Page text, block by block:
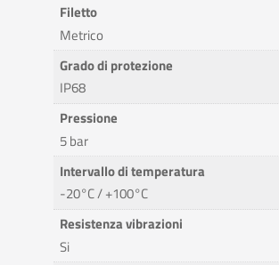
Filetto
Metrico
Grado di protezione
IP68
Pressione
5 bar
Intervallo di temperatura
-20°C / +100°C
Resistenza vibrazioni
Si